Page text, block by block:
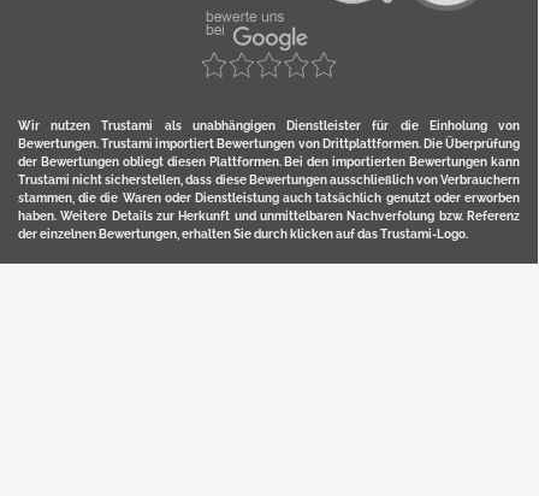
Wir nutzen Trustami als unabhängigen Dienstleister für die Einholung von
Bewertungen. Trustami importiert Bewertungen von Drittplattformen. Die Überprüfung
der Bewertungen obliegt diesen Plattformen. Bei den importierten Bewertungen kann
Trustami nicht sicherstellen, dass diese Bewertungen ausschließlich von Verbrauchern
stammen, die die Waren oder Dienstleistung auch tatsächlich genutzt oder erworben
haben. Weitere Details zur Herkunft und unmittelbaren Nachverfolung bzw. Referenz
der einzelnen Bewertungen, erhalten Sie durch klicken auf das Trustami-Logo.